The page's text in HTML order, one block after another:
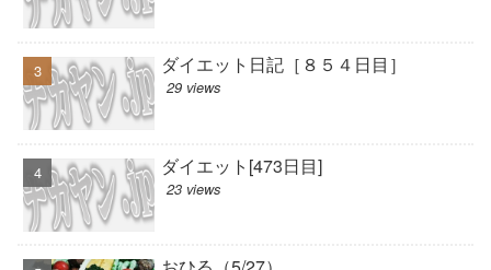
ダイエット日記［８５４日目］
29 views
ダイエット[473日目]
23 views